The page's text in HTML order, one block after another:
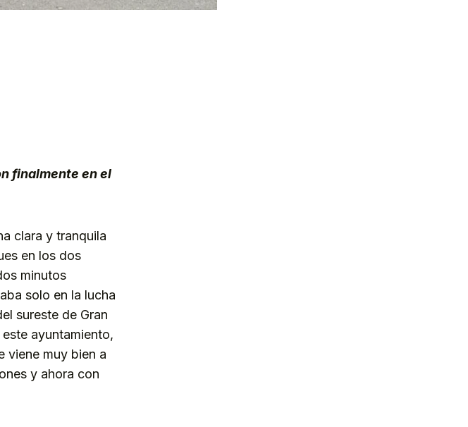
finalmente en el
clara y tranquila
en los dos
minutos
solo en la lucha
sureste de Gran
ayuntamiento,
viene muy bien a
y ahora con